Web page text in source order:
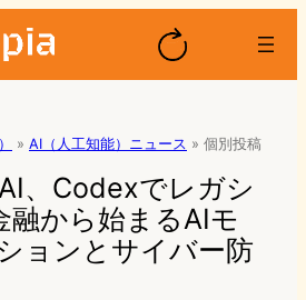
» AI（人工知能）ニュース » 個別投稿
、Codexでレガシ
融から始まるAIモ
ョンとサイバー防